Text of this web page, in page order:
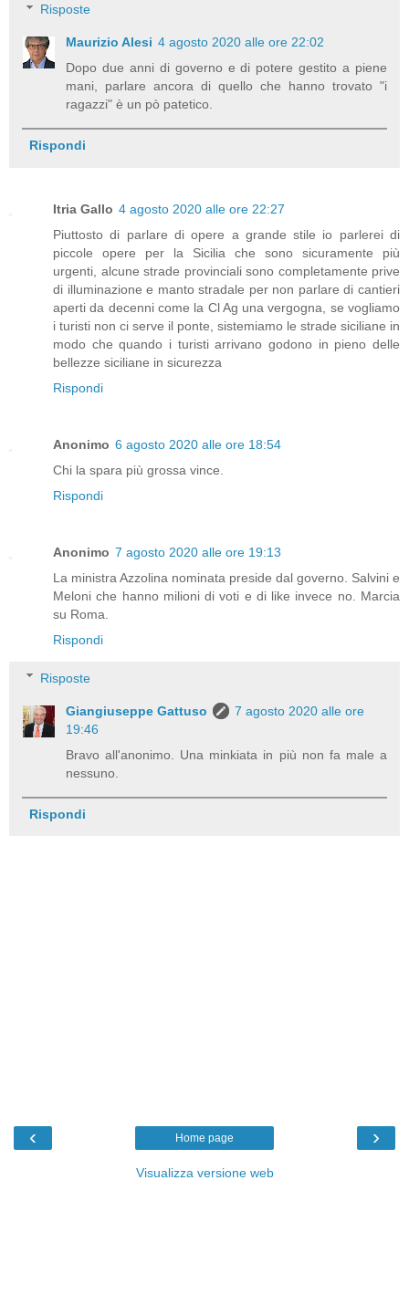
Risposte
Maurizio Alesi 4 agosto 2020 alle ore 22:02
Dopo due anni di governo e di potere gestito a piene
mani, parlare ancora di quello che hanno trovato "i
ragazzi" è un pò patetico.
Rispondi
Itria Gallo 4 agosto 2020 alle ore 22:27
Piuttosto di parlare di opere a grande stile io parlerei di
piccole opere per la Sicilia che sono sicuramente più
urgenti, alcune strade provinciali sono completamente prive
di illuminazione e manto stradale per non parlare di cantieri
aperti da decenni come la Cl Ag una vergogna, se vogliamo
i turisti non ci serve il ponte, sistemiamo le strade siciliane in
modo che quando i turisti arrivano godono in pieno delle
bellezze siciliane in sicurezza
Rispondi
Anonimo 6 agosto 2020 alle ore 18:54
Chi la spara più grossa vince.
Rispondi
Anonimo 7 agosto 2020 alle ore 19:13
La ministra Azzolina nominata preside dal governo. Salvini e
Meloni che hanno milioni di voti e di like invece no. Marcia
su Roma.
Rispondi
Risposte
Giangiuseppe Gattuso
7 agosto 2020 alle ore
19:46
Bravo all'anonimo. Una minkiata in più non fa male a
nessuno.
Rispondi
‹ ›
Home page
Visualizza versione web